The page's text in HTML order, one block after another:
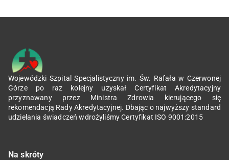
Wojewódzki Szpital Specjalistyczny im. Św. Rafała w Czerwonej
Górze po raz kolejny uzyskał Certyfikat Akredytacyjny
przyznawany przez Ministra Zdrowia kierującego się
rekomendacją Rady Akredytacyjnej. Dbając o najwyższy standard
udzielania świadczeń wdrożyliśmy Certyfikat ISO 9001:2015
Na skróty